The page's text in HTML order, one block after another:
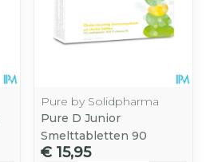
Pure by Solidpharma
Pure D Junior
Smelttabletten 90
€ 15,95